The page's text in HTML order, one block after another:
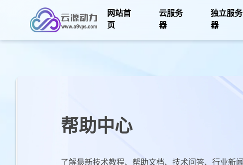
网站首
页
云服务
器
独立服务
器
帮助中心
了解最新技术教程、帮助文档、技术问答、行业新闻